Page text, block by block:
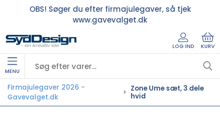
OBS! Søger du efter firmajulegaver, så tjek
www.gavevalget.dk
LOG IND KURV
MENU
Firmajulegaver 2026 -
Gavevalget.dk
Zone Ume sæt, 3 dele
hvid